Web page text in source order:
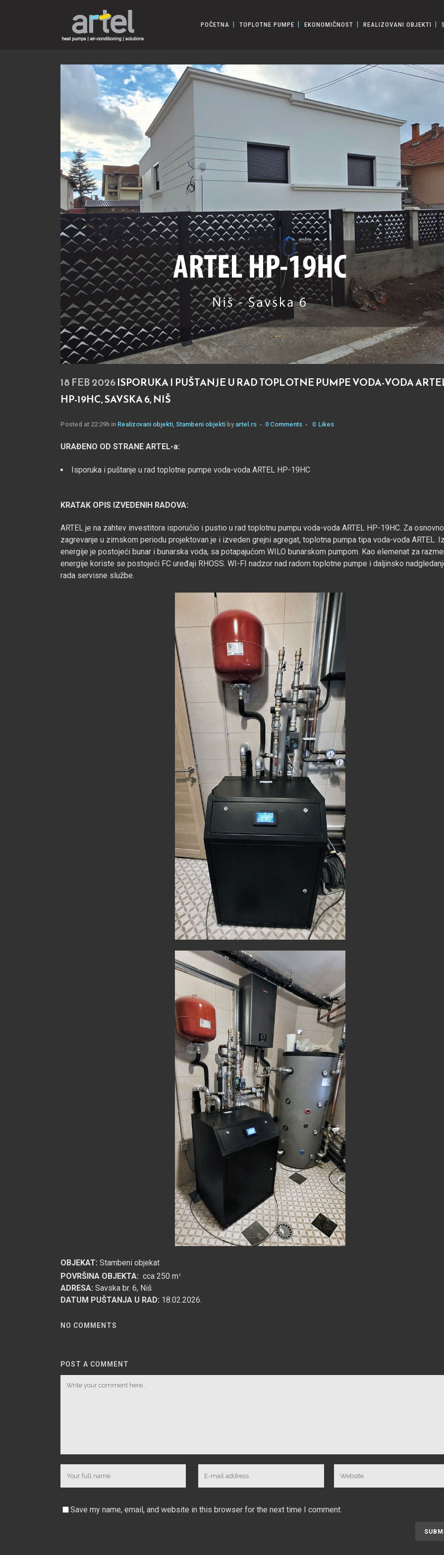
POČETNA TOPLOTNE PUMPE EKONOMIČNOST REALIZOVANI OBJEKTI
18 FEB 2026ISPORUKA I PUŠTANJE U RAD TOPLOTNE PUMPE VODA-VODA
HP-19HC, SAVSKA 6, NIŠ
Posted at 22:29h in Realizovani objekti, Stambeni objekti by artel.rs 0 Comments 0 Likes
URAĐENO OD STRANE ARTEL-a:
Isporuka i puštanje u rad toplotne pumpe voda-voda ARTEL HP-19HC
KRATAK OPIS IZVEDENIH RADOVA:
ARTEL je na zahtev investitora isporučio i pustio u rad toplotnu pumpu voda-voda ARTEL HP-19HC. Za osnovno
zagrevanje u zimskom periodu projektovan je i izveden grejni agregat, toplotna pumpa tipa voda-voda ARTEL.
energije je postojeći bunar i bunarska voda, sa potapajućom WILO bunarskom pumpom. Kao elemenat za
energije koriste se postojeći FC uređaji RHOSS. WI-FI nadzor nad radom toplotne pumpe i daljinsko
rada servisne službe.
OBJEKAT: Stambeni objekat
POVRŠINA OBJEKTA: cca 250 m 2
ADRESA: Savska br. 6, Niš
DATUM PUŠTANJA U RAD: 18.02.2026.
NO COMMENTS
POST A COMMENT
Save my name, email, and website in this browser for the next time I comment.